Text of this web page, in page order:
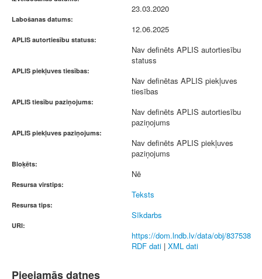
23.03.2020
Labošanas datums:
12.06.2025
APLIS autortiesību statuss:
Nav definēts APLIS autortiesību
statuss
APLIS piekļuves tiesības:
Nav definētas APLIS piekļuves
tiesības
APLIS tiesību paziņojums:
Nav definēts APLIS autortiesību
paziņojums
APLIS piekļuves paziņojums:
Nav definēts APLIS piekļuves
paziņojums
Bloķēts:
Nē
Resursa virstips:
Teksts
Resursa tips:
Sīkdarbs
URI:
https://dom.lndb.lv/data/obj/837538
RDF dati | XML dati
Pieejamās datnes